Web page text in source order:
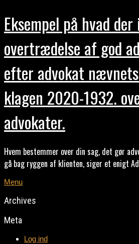
Eksempel på hvad
overtrædelse af god
efter advokat
klagen 2020-1932.
advokater.
Hvem bestemmer over din sag, det gør
gå bag ryggen af klienten, siger et enigt
Menu
Archives
Meta
Log ind